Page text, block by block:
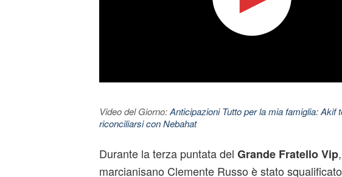
Video del Giorno:Anticipazioni Tutto per la mia famiglia: Akif
riconciliarsi con Nebahat
Durante la terza puntata del Grande Fratello Vip
marcianisano Clemente Russo è stato